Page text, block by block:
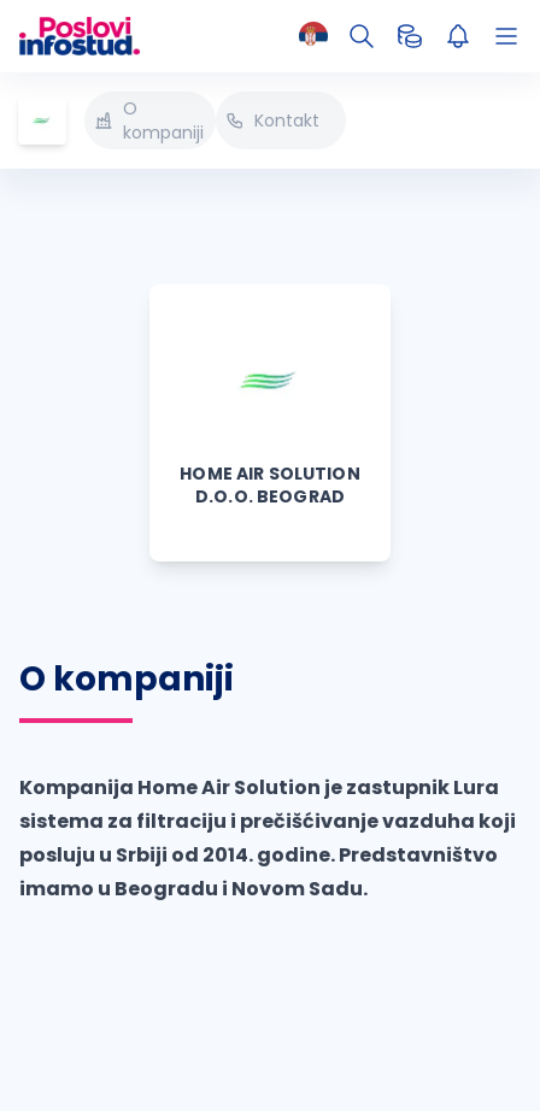
O
kompaniji
Kontakt
HOME AIR SOLUTION
D.O.O. BEOGRAD
O kompaniji
Kompanija Home Air Solution je zastupnik Lura
sistema za filtraciju i prečišćivanje vazduha koji
posluju u Srbiji od 2014. godine. Predstavništvo
imamo u Beogradu i Novom Sadu.